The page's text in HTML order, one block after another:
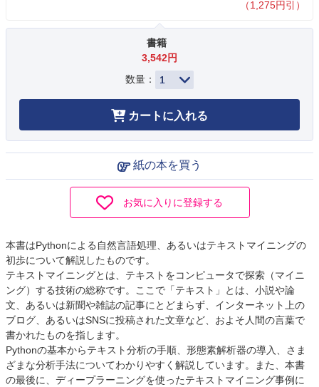
（1,275円引）
書籍
3,542円
数量：
カートに入れる
紙の本を買う
お気に入りに登録する
本書はPythonによる自然言語処理、あるいはテキストマイニングの
初歩について解説したものです。
テキストマイニングとは、テキストをコンピュータで探索（マイニ
ング）する技術の総称です。ここで「テキスト」とは、小説や論
文、あるいは新聞や雑誌の記事にとどまらず、インターネット上の
ブログ、あるいはSNSに投稿された文章など、およそ人間の言葉で
書かれたものを指します。
Pythonの基本からテキスト分析の手順、形態素解析器の導入、さま
ざまな分析手法についてわかりやすく解説しています。また、本書
の最後に、ディープラーニングを使ったテキストマイニング事例に